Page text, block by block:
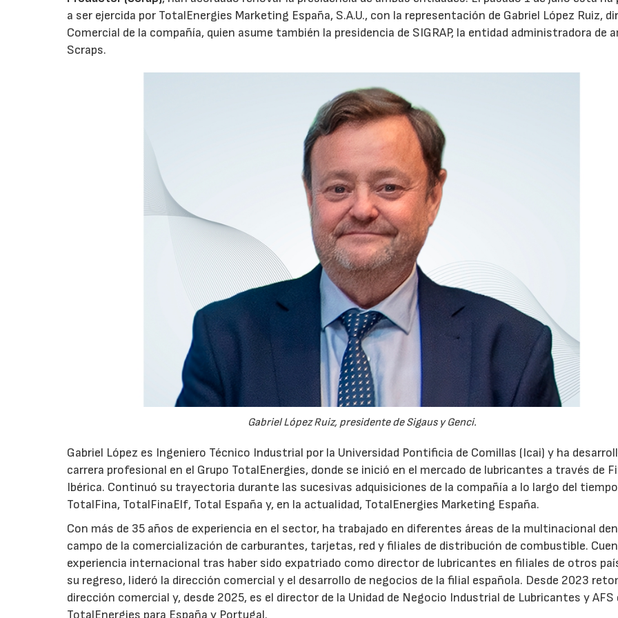
a ser ejercida por TotalEnergies Marketing España, S.A.U., con la representación de Gabriel López Ruiz,
Comercial de la compañía, quien asume también la presidencia de SIGRAP, la entidad administradora de
Scraps.
Gabriel López Ruiz, presidente de Sigaus y Genci.
Gabriel López es Ingeniero Técnico Industrial por la Universidad Pontificia de Comillas (Icai) y ha
carrera profesional en el Grupo TotalEnergies, donde se inició en el mercado de lubricantes a través de
Ibérica. Continuó su trayectoria durante las sucesivas adquisiciones de la compañía a lo largo del
TotalFina, TotalFinaElf, Total España y, en la actualidad, TotalEnergies Marketing España.
Con más de 35 años de experiencia en el sector, ha trabajado en diferentes áreas de la multinacional
campo de la comercialización de carburantes, tarjetas, red y filiales de distribución de combustible.
experiencia internacional tras haber sido expatriado como director de lubricantes en filiales de otros
su regreso, lideró la dirección comercial y el desarrollo de negocios de la filial española. Desde 2023
dirección comercial y, desde 2025, es el director de la Unidad de Negocio Industrial de Lubricantes y AFS
TotalEnergies para España y Portugal.